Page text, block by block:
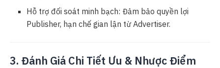
Hỗ trợ đối soát minh bạch: Đảm bảo quyền lợi
Publisher, hạn chế gian lận từ Advertiser.
3. Đánh Giá Chi Tiết Ưu & Nhược Điểm